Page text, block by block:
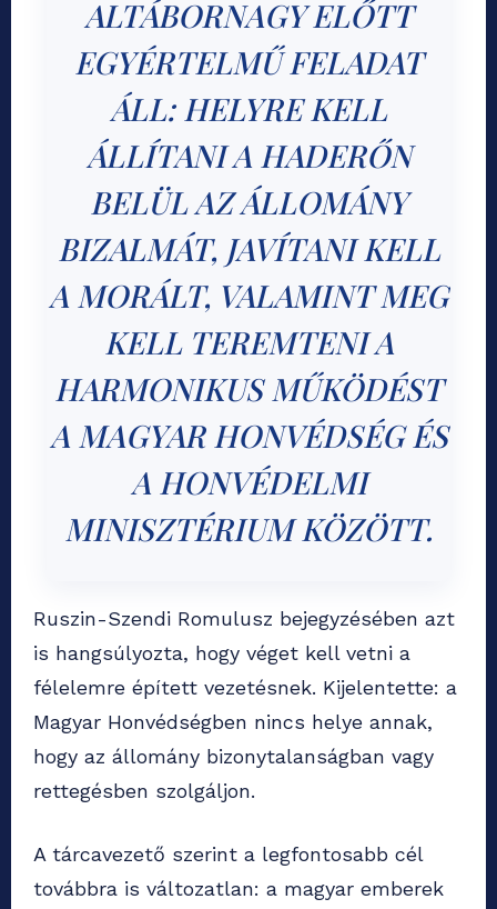
ALTÁBORNAGY ELŐTT
EGYÉRTELMŰ FELADAT
ÁLL: HELYRE KELL
ÁLLÍTANI A HADERŐN
BELÜL AZ ÁLLOMÁNY
BIZALMÁT, JAVÍTANI KELL
A MORÁLT, VALAMINT MEG
KELL TEREMTENI A
HARMONIKUS MŰKÖDÉST
A MAGYAR HONVÉDSÉG ÉS
A HONVÉDELMI
MINISZTÉRIUM KÖZÖTT.
Ruszin-Szendi Romulusz bejegyzésében azt
is hangsúlyozta, hogy véget kell vetni a
félelemre épített vezetésnek. Kijelentette: a
Magyar Honvédségben nincs helye annak,
hogy az állomány bizonytalanságban vagy
rettegésben szolgáljon.
A tárcavezető szerint a legfontosabb cél
továbbra is változatlan: a magyar emberek